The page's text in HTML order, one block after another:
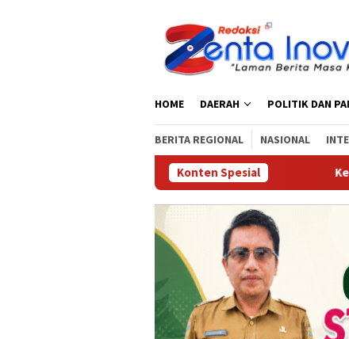
HOME DAERAH POLITIK DAN
BERITA REGIONAL NASIONAL
Konten Spesial‎Ketua DPRD